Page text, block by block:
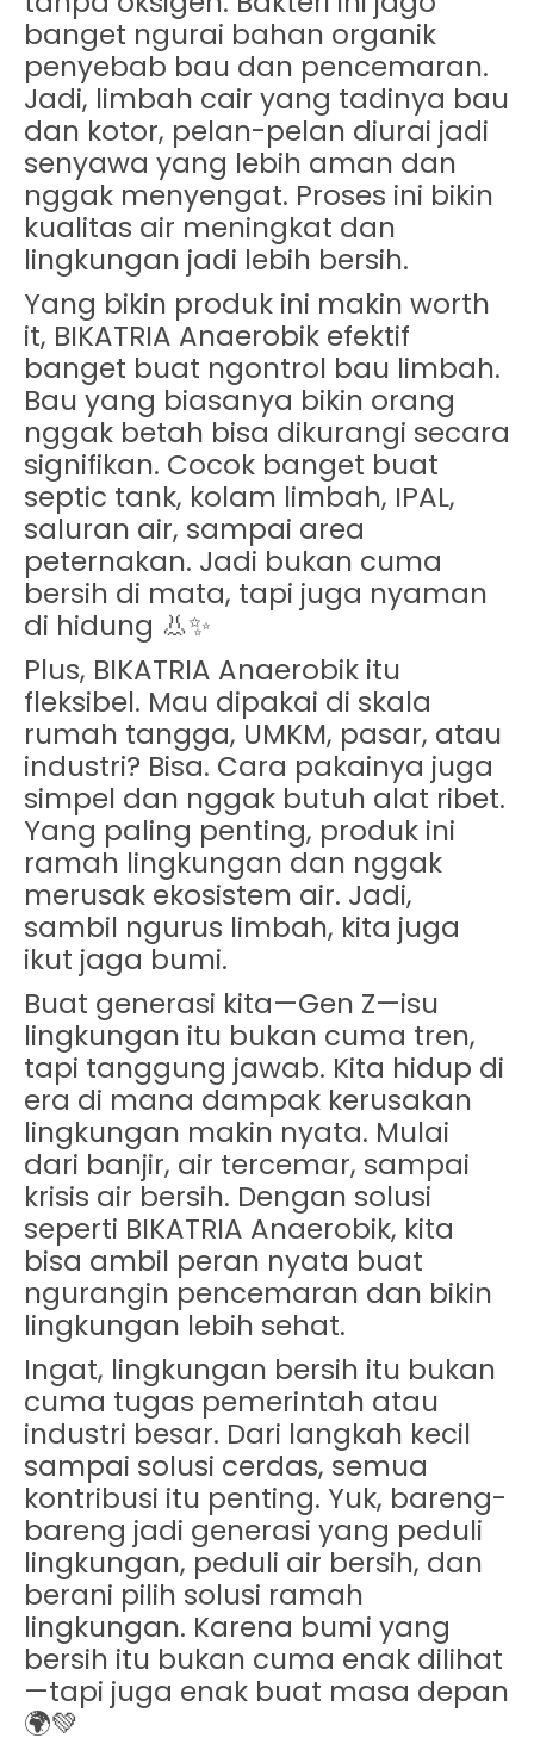
banget ngurai bahan organik
penyebab bau dan pencemaran.
Jadi, limbah cair yang tadinya bau
dan kotor, pelan-pelan diurai jadi
senyawa yang lebih aman dan
nggak menyengat. Proses ini bikin
kualitas air meningkat dan
lingkungan jadi lebih bersih.
Yang bikin produk ini makin worth
it, BIKATRIA Anaerobik efektif
banget buat ngontrol bau limbah.
Bau yang biasanya bikin orang
nggak betah bisa dikurangi secara
signifikan. Cocok banget buat
septic tank, kolam limbah, IPAL,
saluran air, sampai area
peternakan. Jadi bukan cuma
bersih di mata, tapi juga nyaman
di hidung 👃✨
Plus, BIKATRIA Anaerobik itu
fleksibel. Mau dipakai di skala
rumah tangga, UMKM, pasar, atau
industri? Bisa. Cara pakainya juga
simpel dan nggak butuh alat ribet.
Yang paling penting, produk ini
ramah lingkungan dan nggak
merusak ekosistem air. Jadi,
sambil ngurus limbah, kita juga
ikut jaga bumi.
Buat generasi kita—Gen Z—isu
lingkungan itu bukan cuma tren,
tapi tanggung jawab. Kita hidup di
era di mana dampak kerusakan
lingkungan makin nyata. Mulai
dari banjir, air tercemar, sampai
krisis air bersih. Dengan solusi
seperti BIKATRIA Anaerobik, kita
bisa ambil peran nyata buat
ngurangin pencemaran dan bikin
lingkungan lebih sehat.
Ingat, lingkungan bersih itu bukan
cuma tugas pemerintah atau
industri besar. Dari langkah kecil
sampai solusi cerdas, semua
kontribusi itu penting. Yuk, bareng-
bareng jadi generasi yang peduli
lingkungan, peduli air bersih, dan
berani pilih solusi ramah
lingkungan. Karena bumi yang
bersih itu bukan cuma enak dilihat
—tapi juga enak buat masa depan
🌍💚